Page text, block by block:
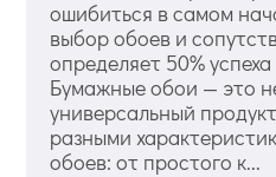
ошибиться в самом
выбор обоев и
определяет 50%
Бумажные обои — это
универсальный
разными
обоев: от простого к...